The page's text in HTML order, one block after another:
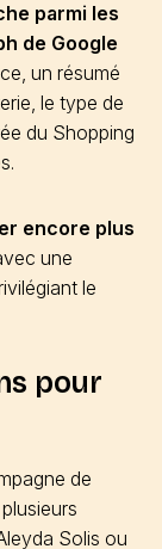
parmi les
de Google
un résumé
le type de
du Shopping
encore plus
une
le
pour
de
Solis ou